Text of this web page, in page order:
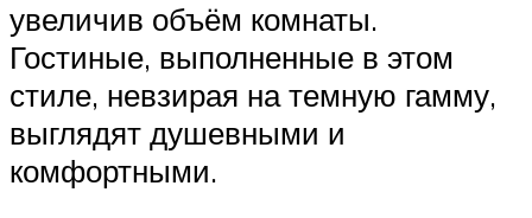
увеличив объём комнаты.
Гостиные, выполненные в этом
стиле, невзирая на темную гамму,
выглядят душевными и
комфортными.